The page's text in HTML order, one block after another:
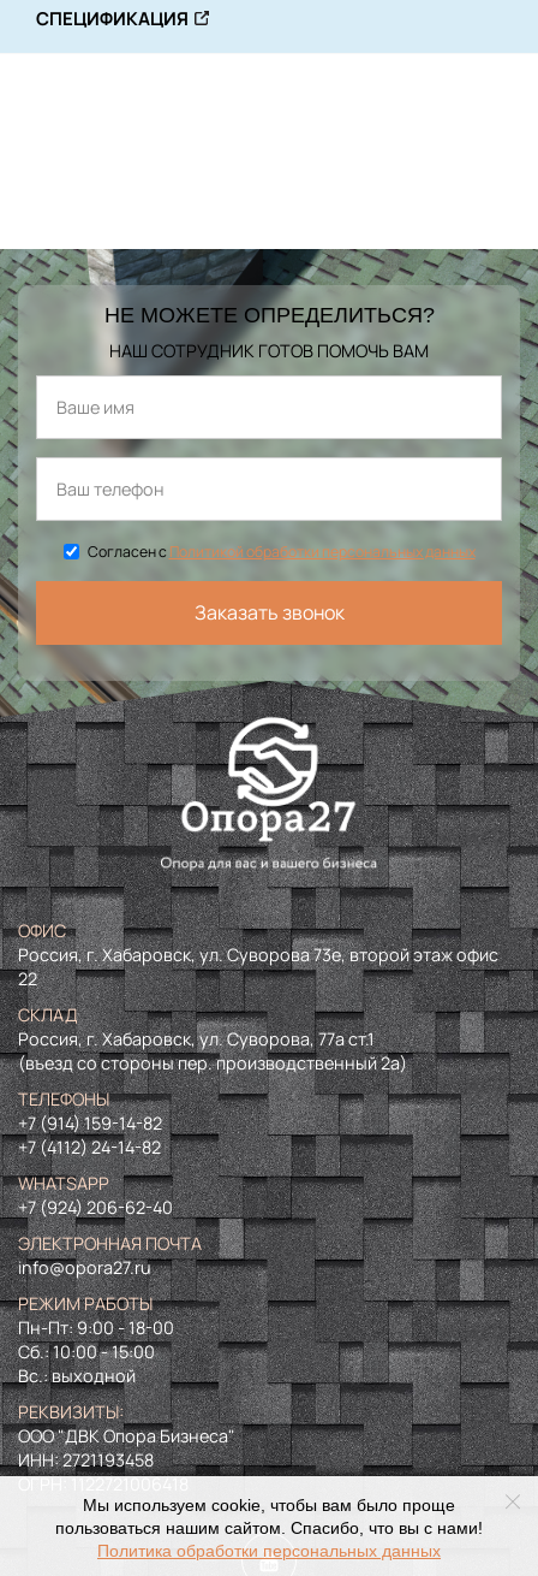
СПЕЦИФИКАЦИЯ
НЕ МОЖЕТЕ ОПРЕДЕЛИТЬСЯ?
НАШ СОТРУДНИК ГОТОВ ПОМОЧЬ ВАМ
Согласен сПолитикой обработки персональных данных
Заказать звонок
ОФИС
Россия, г. Хабаровск, ул. Суворова 73е, второй этаж офис
22
СКЛАД
Россия, г. Хабаровск, ул. Суворова, 77а ст.1
(въезд со стороны пер. производственный 2а)
ТЕЛЕФОНЫ
+7 (914) 159-14-82
+7 (4112) 24-14-82
WHATSAPP
+7 (924) 206-62-40
ЭЛЕКТРОННАЯ ПОЧТА
info@opora27.ru
РЕЖИМ РАБОТЫ
Пн-Пт: 9:00 - 18-00
Сб.: 10:00 - 15:00
Вс.: выходной
РЕКВИЗИТЫ:
ООО "ДВК Опора Бизнеса"
ИНН:2721193458
ОГРН:1122721006418
Мы используем cookie, чтобы вам было проще
пользоваться нашим сайтом. Спасибо, что вы с нами!
Политика обработки персональных данных